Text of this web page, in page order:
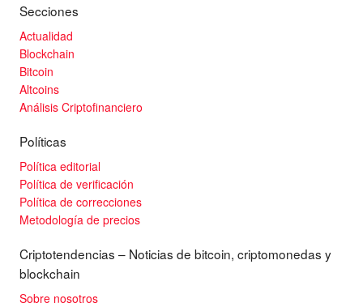
Secciones
Actualidad
Blockchain
Bitcoin
Altcoins
Análisis Criptofinanciero
Políticas
Política editorial
Política de verificación
Política de correcciones
Metodología de precios
Criptotendencias – Noticias de bitcoin, criptomonedas y
blockchain
Sobre nosotros